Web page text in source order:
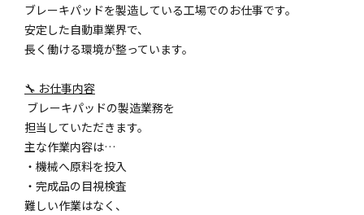
ブレーキパッドを製造している工場でのお仕事です。
安定した自動車業界で、
長く働ける環境が整っています。
🔧 お仕事内容
ブレーキパッドの製造業務を
担当していただきます。
主な作業内容は…
・機械へ原料を投入
・完成品の目視検査
難しい作業はなく、